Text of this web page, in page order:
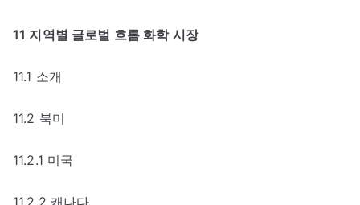
11 지역별 글로벌 흐름 화학 시장
11.1 소개
11.2 북미
11.2.1 미국
11.2.2 캐나다